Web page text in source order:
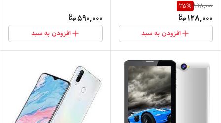
198,000
35%
128,000
افزودن به سبد
590,000
افزودن به سبد